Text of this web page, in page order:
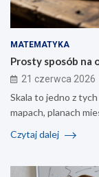
MATEMATYKA
Prosty sposób na
21 czerwca 2026
Skala to jedno z
mapach, planach
Czytaj dalej